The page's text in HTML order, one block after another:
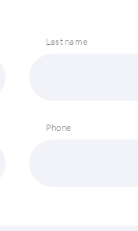
Last name
Phone